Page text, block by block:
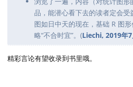
品，能潜心看下去的读者定会
图如日中天的现在，基础 R 图
略“不合时宜”。(Liechi, 2019年7
精彩言论有望收录到书里哦。